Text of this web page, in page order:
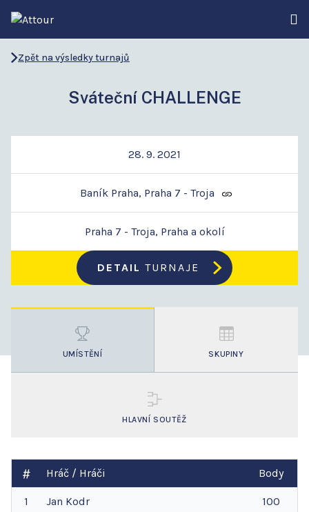
Zpět na výsledky turnajů
Sváteční CHALLENGE
28. 9. 2021
Baník Praha, Praha 7 - Troja
Praha 7 - Troja, Praha a okolí
DETAIL TURNAJE
UMÍSTĚNÍ SKUPINY
HLAVNÍ SOUTĚŽ
Hráč / Hráči Body
1 Jan Kodr 100